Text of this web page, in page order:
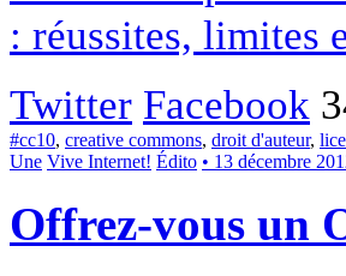
: réussites, limites
Twitter Facebook
#cc10, creative commons, droit d'auteur,
Une Vive Internet! Édito • 13 décembre
Offrez-vous un